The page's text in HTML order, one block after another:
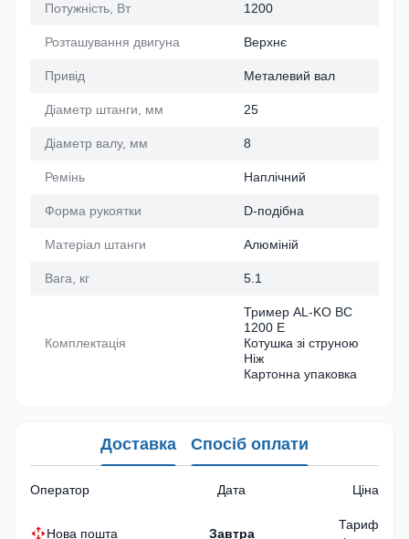
Потужність, Вт 1200
Розташування двигуна Верхнє
Привід Металевий вал
Діаметр штанги, мм 25
Діаметр валу, мм 8
Ремінь Наплічний
Форма рукоятки D-подібна
Матеріал штанги Алюміній
Вага, кг 5.1
Комплектація
Тример AL-KO BC
1200 E
Котушка зі струною
Ніж
Картонна упаковка
Доставка Спосіб оплати
Оператор Дата Ціна
Нова пошта Завтра
Тариф